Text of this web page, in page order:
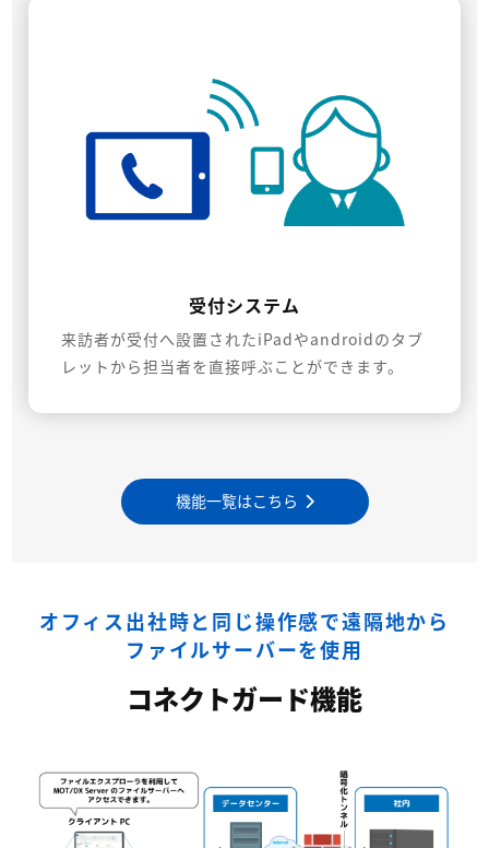
受付システム
来訪者が受付へ設置されたiPadやandroidのタブ
レットから担当者を直接呼ぶことができます。
機能一覧はこちら
オフィス出社時と同じ操作感で遠隔地から
ファイルサーバーを使用
コネクトガード機能